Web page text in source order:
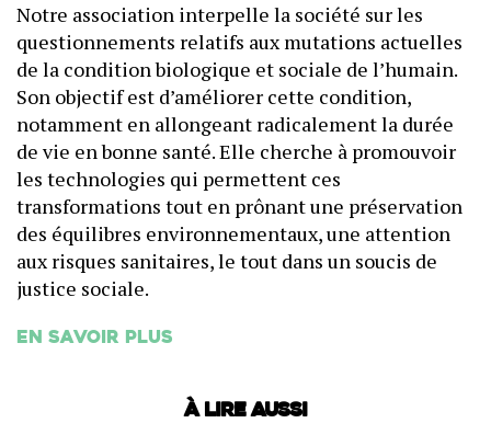
Notre association interpelle la société sur les
questionnements relatifs aux mutations actuelles
de la condition biologique et sociale de l’humain.
Son objectif est d’améliorer cette condition,
notamment en allongeant radicalement la durée
de vie en bonne santé. Elle cherche à promouvoir
les technologies qui permettent ces
transformations tout en prônant une préservation
des équilibres environnementaux, une attention
aux risques sanitaires, le tout dans un soucis de
justice sociale.
En savoir plus
À lire aussi